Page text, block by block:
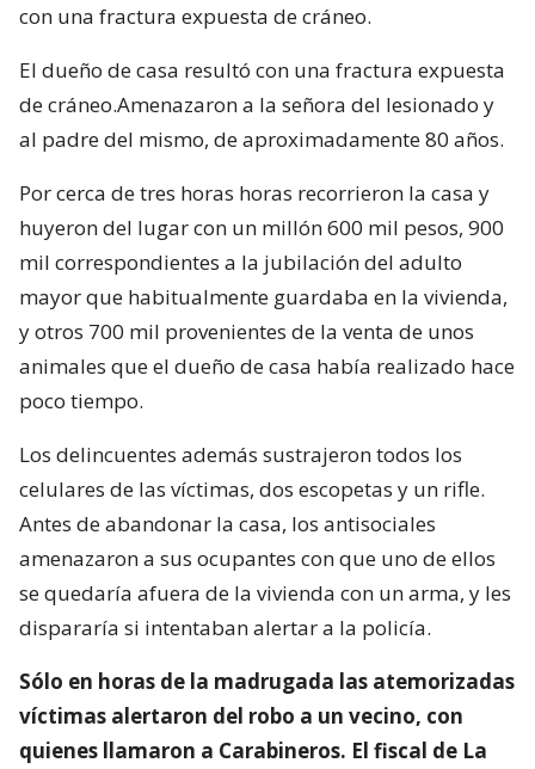
con una fractura expuesta de cráneo.
El dueño de casa resultó con una fractura expuesta
de cráneo.Amenazaron a la señora del lesionado y
al padre del mismo, de aproximadamente 80 años.
Por cerca de tres horas horas recorrieron la casa y
huyeron del lugar con un millón 600 mil pesos, 900
mil correspondientes a la jubilación del adulto
mayor que habitualmente guardaba en la vivienda,
y otros 700 mil provenientes de la venta de unos
animales que el dueño de casa había realizado hace
poco tiempo.
Los delincuentes además sustrajeron todos los
celulares de las víctimas, dos escopetas y un rifle.
Antes de abandonar la casa, los antisociales
amenazaron a sus ocupantes con que uno de ellos
se quedaría afuera de la vivienda con un arma, y les
dispararía si intentaban alertar a la policía.
Sólo en horas de la madrugada las atemorizadas
víctimas alertaron del robo a un vecino, con
quienes llamaron a Carabineros. El fiscal de La